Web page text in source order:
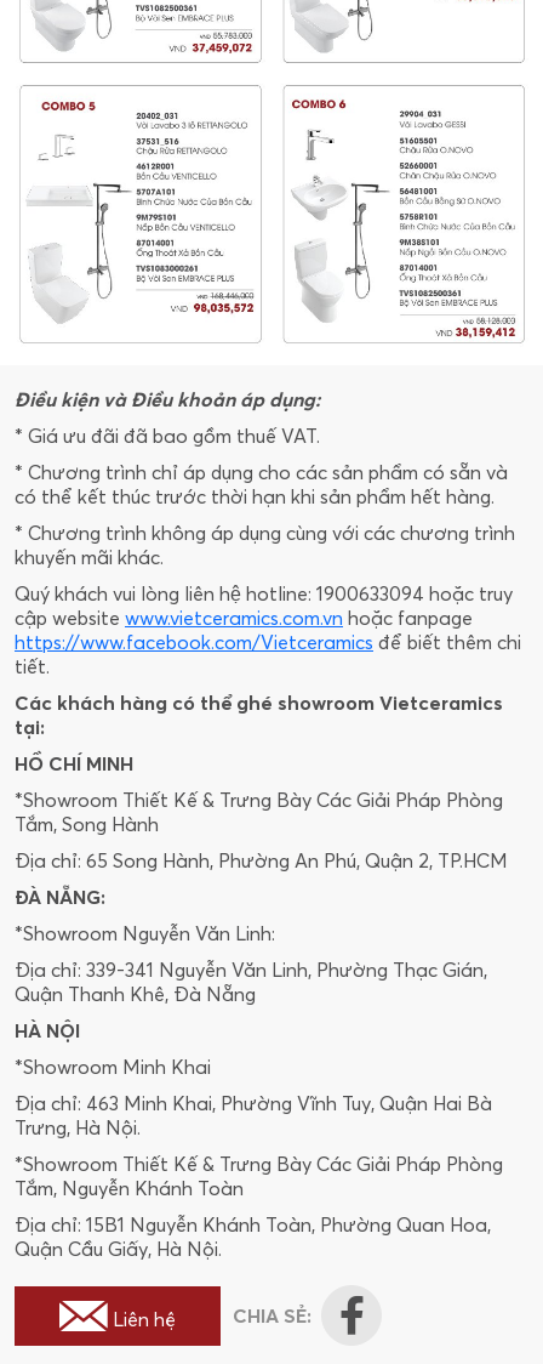
Điều kiện và Điều khoản áp dụng:
* Giá ưu đãi đã bao gồm thuế VAT.
* Chương trình chỉ áp dụng cho các sản phẩm có sẵn và
có thể kết thúc trước thời hạn khi sản phẩm hết hàng.
* Chương trình không áp dụng cùng với các chương trình
khuyến mãi khác.
Quý khách vui lòng liên hệ hotline: 1900633094 hoặc truy
cập website www.vietceramics.com.vn hoặc fanpage
https://www.facebook.com/Vietceramics để biết thêm chi
tiết.
Các khách hàng có thể ghé showroom Vietceramics
tại:
HỒ CHÍ MINH
*Showroom Thiết Kế & Trưng Bày Các Giải Pháp Phòng
Tắm, Song Hành
Địa chỉ: 65 Song Hành, Phường An Phú, Quận 2, TP.HCM
ĐÀ NẴNG:
*Showroom Nguyễn Văn Linh:
Địa chỉ: 339-341 Nguyễn Văn Linh, Phường Thạc Gián,
Quận Thanh Khê, Đà Nẵng
HÀ NỘI
*Showroom Minh Khai
Địa chỉ: 463 Minh Khai, Phường Vĩnh Tuy, Quận Hai Bà
Trưng, Hà Nội.
*Showroom Thiết Kế & Trưng Bày Các Giải Pháp Phòng
Tắm, Nguyễn Khánh Toàn
Địa chỉ: 15B1 Nguyễn Khánh Toàn, Phường Quan Hoa,
Quận Cầu Giấy, Hà Nội.
Liên hệ CHIA SẺ: